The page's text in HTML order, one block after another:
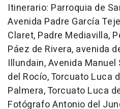
Itinerario: Parroquia de
Avenida Padre García
Claret, Padre Mediavilla,
Páez de Rivera, avenida
Illundain, Avenida
del Rocío, Torcuato Luca
Palmera, Torcuato Luca
Fotógrafo Antonio del